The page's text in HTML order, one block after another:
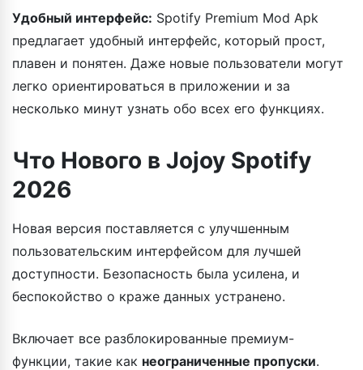
Удобный интерфейс: Spotify Premium Mod Apk
предлагает удобный интерфейс, который прост,
плавен и понятен. Даже новые пользователи могут
легко ориентироваться в приложении и за
несколько минут узнать обо всех его функциях.
Что Нового в Jojoy Spotify
2026
Новая версия поставляется с улучшенным
пользовательским интерфейсом для лучшей
доступности. Безопасность была усилена, и
беспокойство о краже данных устранено.
Включает все разблокированные премиум-
функции, такие как неограниченные пропуски.